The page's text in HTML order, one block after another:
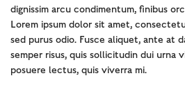
dignissim arcu condimentum, finibus
Lorem ipsum dolor sit amet,
sed purus odio. Fusce aliquet, ante at
semper risus, quis sollicitudin dui urna
posuere lectus, quis viverra mi.